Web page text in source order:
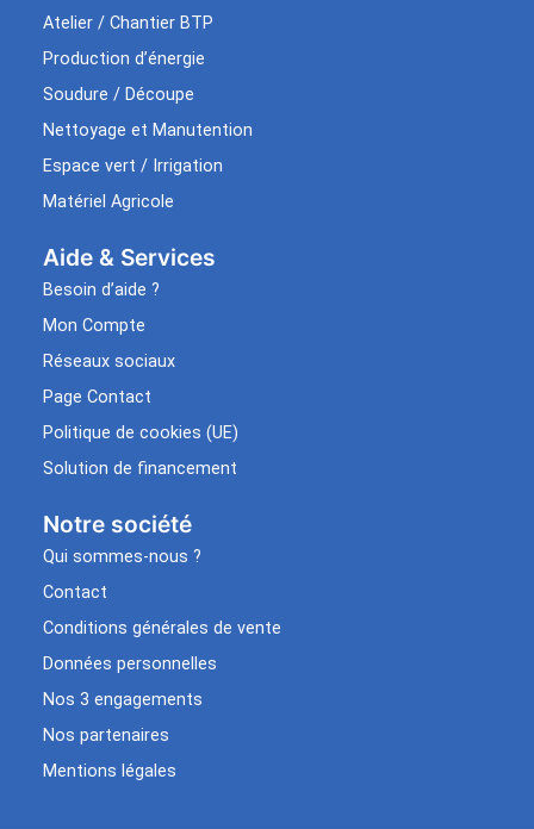
Atelier / Chantier BTP
Production d’énergie
Soudure / Découpe
Nettoyage et Manutention
Espace vert / Irrigation
Matériel Agricole
Aide & Services​
Besoin d’aide ?
Mon Compte
Réseaux sociaux
Page Contact
Politique de cookies (UE)
Solution de financement
Notre société
Qui sommes-nous ?
Contact
Conditions générales de vente
Données personnelles
Nos 3 engagements
Nos partenaires
Mentions légales